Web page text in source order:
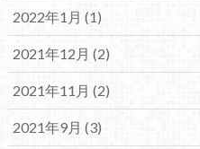
2022年1月 (1)
2021年12月 (2)
2021年11月 (2)
2021年9月 (3)